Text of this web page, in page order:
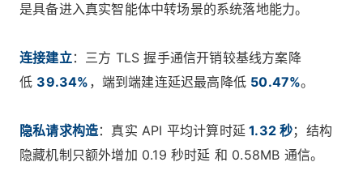
是具备进入真实智能体中转场景的系统落地能力。
连接建立：三方 TLS 握手通信开销较基线方案降
低 39.34% ，端到端建连延迟最高降低 50.47%。
隐私请求构造：真实 API 平均计算时延 1.32 秒；结构
隐藏机制只额外增加 0.19 秒时延 和 0.58MB 通信。